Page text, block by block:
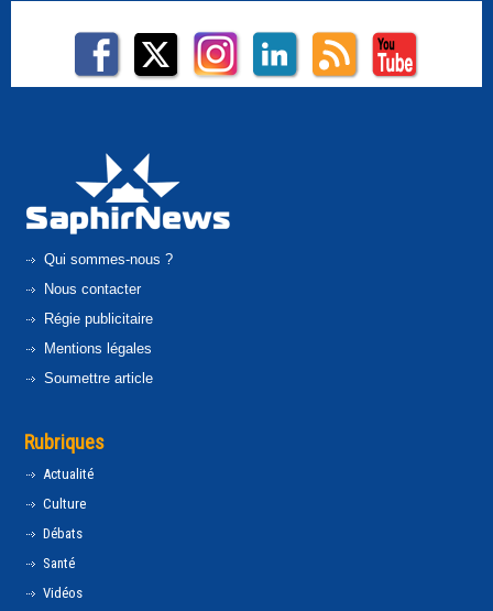
Qui sommes-nous ?
Nous contacter
Régie publicitaire
Mentions légales
Soumettre article
Rubriques
Actualité
Culture
Débats
Santé
Vidéos